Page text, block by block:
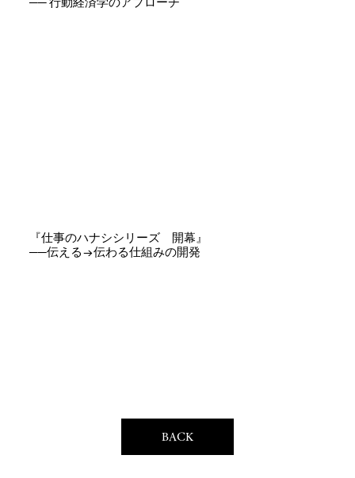
『仕事のハナシシリーズ 開幕』
──伝える→伝わる仕組みの開発
BACK